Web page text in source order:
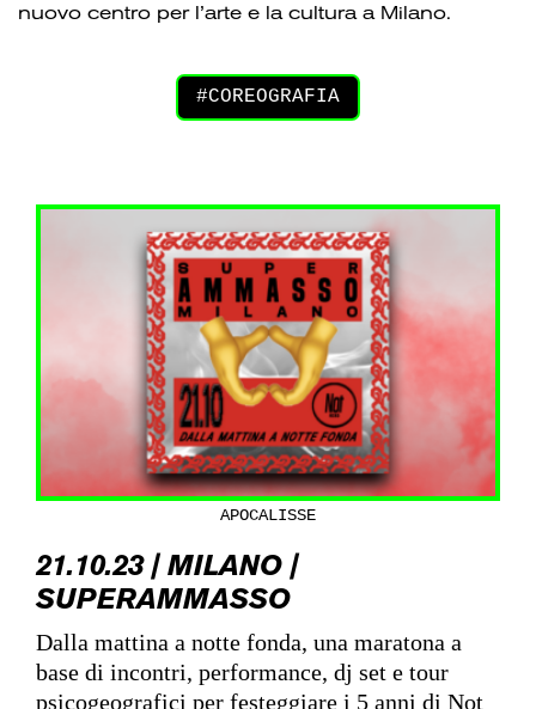
nuovo centro per l’arte e la cultura a Milano.
COREOGRAFIA
APOCALISSE
21.10.23 | MILANO |
SUPERAMMASSO
Dalla mattina a notte fonda, una maratona a
base di incontri, performance, dj set e tour
psicogeografici per festeggiare i 5 anni di Not